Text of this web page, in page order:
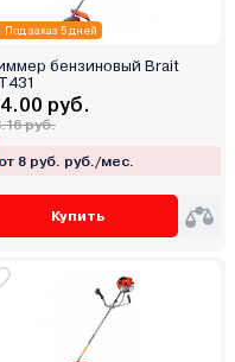
Под заказ 5 дней
бензиновый Brait
руб.
руб.
от 8 руб. руб./мес.
Купить